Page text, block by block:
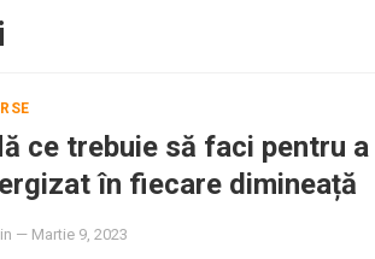
ce trebuie să faci pentru
în fiecare dimineață
— Martie 9, 2023